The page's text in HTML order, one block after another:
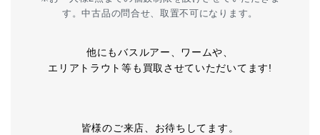
す。中古品の問合せ、取置不可になります。
他にもバスルアー、ワームや、
エリアトラウト等も買取させていただいてます!
皆様のご来店、お待ちしてます。